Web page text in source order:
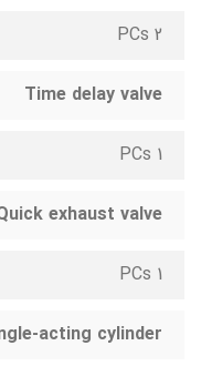
2 PCs
Time delay valve
1 PCs
exhaust valve
1 PCs
acting cylinder